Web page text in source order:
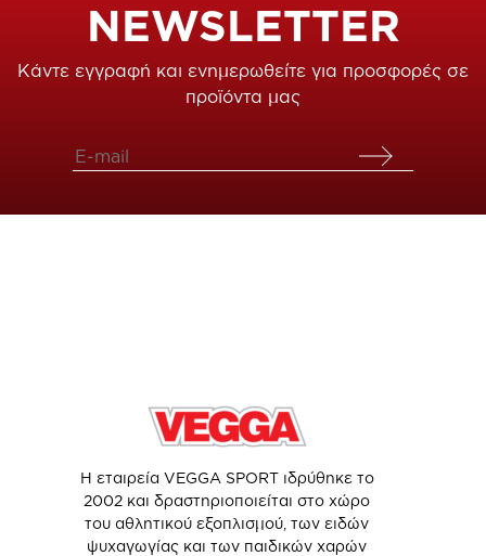
NEWSLETTER
Κάντε εγγραφή και ενημερωθείτε για προσφορές σε
προϊόντα μας
Η εταιρεία VEGGA SPORT ιδρύθηκε το
2002 και δραστηριοποιείται στο χώρο
του αθλητικού εξοπλισμού, των ειδών
ψυχαγωγίας και των παιδικών χαρών